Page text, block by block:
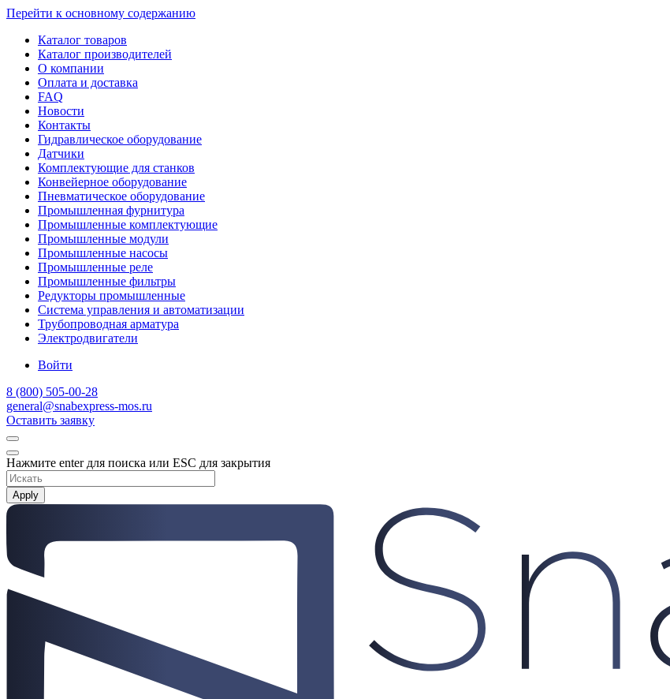
Перейти к основному содержанию
Каталог товаров
Каталог производителей
О компании
Оплата и доставка
FAQ
Новости
Контакты
Гидравлическое оборудование
Датчики
Комплектующие для станков
Конвейерное оборудование
Пневматическое оборудование
Промышленная фурнитура
Промышленные комплектующие
Промышленные модули
Промышленные насосы
Промышленные реле
Промышленные фильтры
Редукторы промышленные
Система управления и автоматизации
Трубопроводная арматура
Электродвигатели
Войти
8 (800) 505-00-28
general@snabexpress-mos.ru
Оставить заявку
Нажмите enter для поиска или ESC для закрытия
Apply